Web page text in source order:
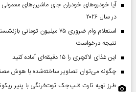
آیا خودروهای خودران جای ماشین‌های
در سال ۲۰۲۶
استعلام وام ضروری ۷۵ میلیون
نتیجه درخواست
این غذای لاکچری را ۱۵ دقیقه‌ای آماده کنید
چگونه می‌توان تصاویر ساخته‌شده با هوش
طرز تهیه تارت فلپ‌جک توت‌فرنگی با پنیر